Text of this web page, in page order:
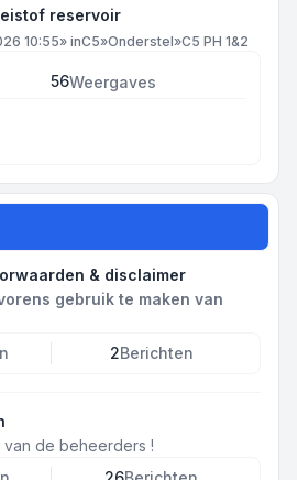
reservoir
10:55» inC5»Onderstel»C5 PH 1&2
56Weergaves
& disclaimer
gebruik te maken van
2Berichten
de beheerders !